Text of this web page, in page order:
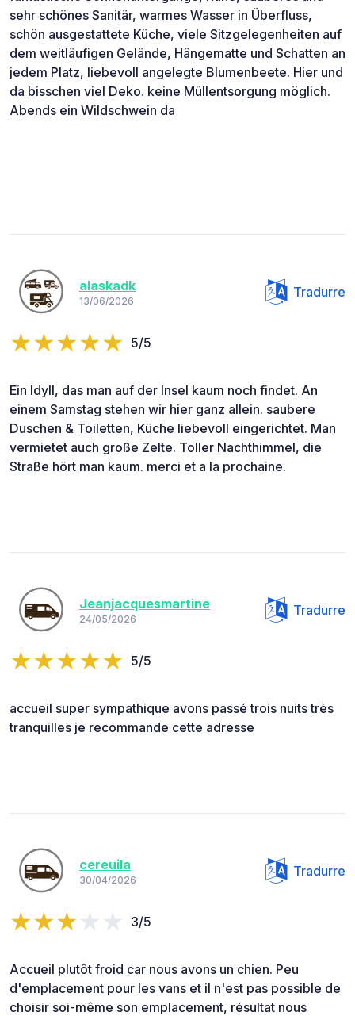
sehr schönes Sanitär, warmes Wasser in Überfluss,
schön ausgestattete Küche, viele Sitzgelegenheiten auf
dem weitläufigen Gelände, Hängematte und Schatten an
jedem Platz, liebevoll angelegte Blumenbeete. Hier und
da bisschen viel Deko. keine Müllentsorgung möglich.
Abends ein Wildschwein da
alaskadk
13/06/2026
Tradurre
5/5
Ein Idyll, das man auf der Insel kaum noch findet. An
einem Samstag stehen wir hier ganz allein. saubere
Duschen & Toiletten, Küche liebevoll eingerichtet. Man
vermietet auch große Zelte. Toller Nachthimmel, die
Straße hört man kaum. merci et a la prochaine.
Jeanjacquesmartine
24/05/2026
Tradurre
5/5
accueil super sympathique avons passé trois nuits très
tranquilles je recommande cette adresse
cereuila
30/04/2026
Tradurre
3/5
Accueil plutôt froid car nous avons un chien. Peu
d'emplacement pour les vans et il n'est pas possible de
choisir soi-même son emplacement, résultat nous